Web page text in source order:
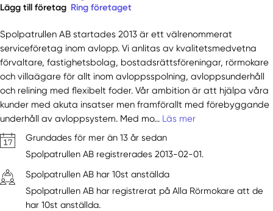
Lägg till företag Ring företaget
Spolpatrullen AB startades 2013 är ett välrenommerat
serviceföretag inom avlopp. Vi anlitas av kvalitetsmedvetna
förvaltare, fastighetsbolag, bostadsrättsföreningar, rörmokare
och villaägare för allt inom avloppsspolning, avloppsunderhåll
och relining med flexibelt foder. Vår ambition är att hjälpa våra
kunder med akuta insatser men framförallt med förebyggande
underhåll av avloppsystem. Med mo... Läs mer
Grundades för mer än 13 år sedan
Spolpatrullen AB registrerades 2013-02-01.
Spolpatrullen AB har 10st anställda
Spolpatrullen AB har registrerat på Alla Rörmokare att de
har 10st anställda.